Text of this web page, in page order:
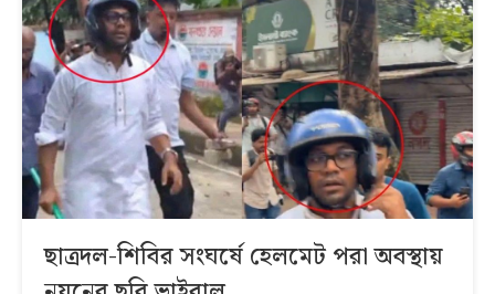
ছাত্রদল-শিবির সংঘর্ষে হেলমেট পরা অবস্থায়